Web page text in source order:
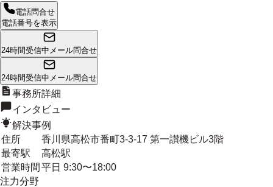
電話問合せ
電話番号を表示
24時間受信中 メール問合せ
24時間受信中 メール問合せ
事務所詳細
インタビュー
解決事例
住所
香川県高松市番町3-3-17 第一讃機ビル3階
最寄駅
高松駅
営業時間 平日 9:30〜18:00
注力分野